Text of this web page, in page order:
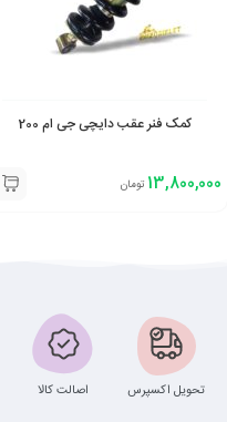
کمک فنر عقب دایچی جی ام 200
13,800,000 تومان
تحویل اکسپرس اصالت کالا